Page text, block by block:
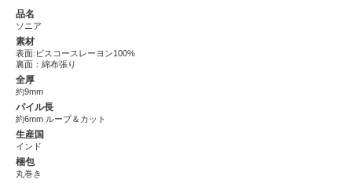
品名
ソニア
素材
表面:ビスコースレーヨン100%
裏面：綿布張り
全厚
約9mm
パイル長
約6mm ループ＆カット
生産国
インド
梱包
丸巻き